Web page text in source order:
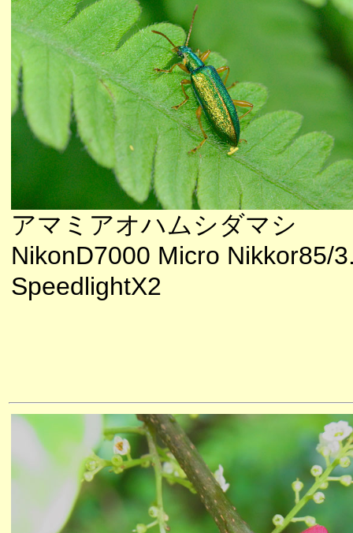
アマミアオハムシダマシ
NikonD7000 Micro Nikkor85/
SpeedlightX2